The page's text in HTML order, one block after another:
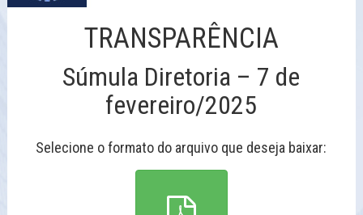
TRANSPARÊNCIA
Súmula Diretoria – 7 de
fevereiro/2025
Selecione o formato do arquivo que deseja baixar: